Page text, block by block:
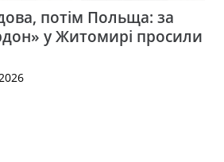
потім Польща: за
у Житомирі просили